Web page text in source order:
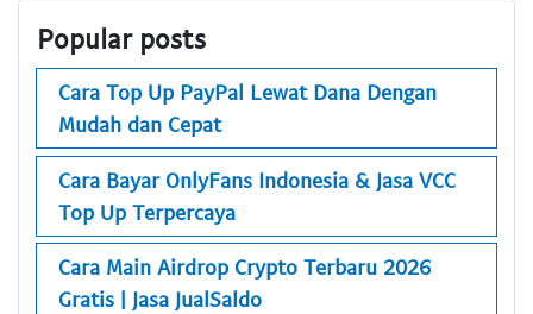
Popular posts
Cara Top Up PayPal Lewat Dana Dengan
Mudah dan Cepat
Cara Bayar OnlyFans Indonesia & Jasa VCC
Top Up Terpercaya
Cara Main Airdrop Crypto Terbaru 2026
Gratis | Jasa JualSaldo